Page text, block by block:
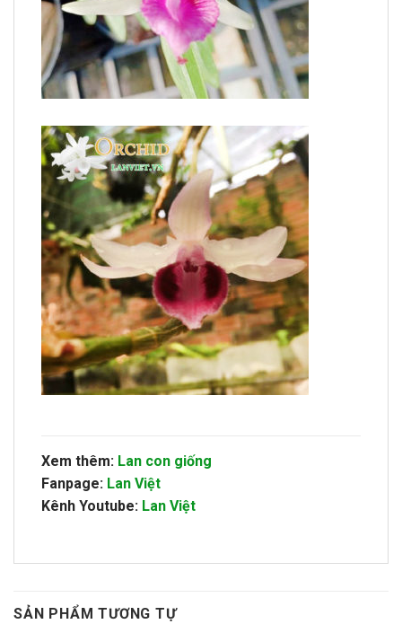
Xem thêm: Lan con giống
Fanpage: Lan Việt
Kênh Youtube: Lan Việt
SẢN PHẨM TƯƠNG TỰ